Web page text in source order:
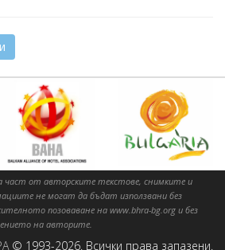
част от авторските текстове, снимките и
не могат да бъдат използвани без
позоваване на www.bhra-bg.org и без
на авторите.
© 1993-2026. Всички права запазени.